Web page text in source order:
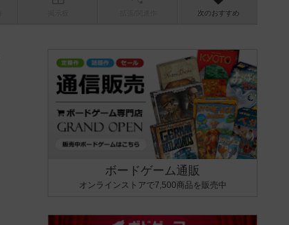
次のおすすめ
ボードゲーム通販
オンラインストアで7,500商品を販売中